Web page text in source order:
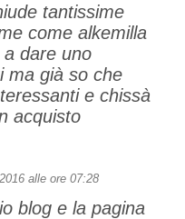
tantissime
come alkemilla
dare uno
ma già so che
e chissà
acquisto
alle ore 07:28
blog e la pagina